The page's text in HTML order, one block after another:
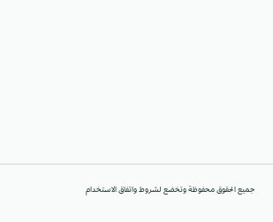
جميع الحقوق محفوظة وتخضع لشروط واتفاق الاستخدام